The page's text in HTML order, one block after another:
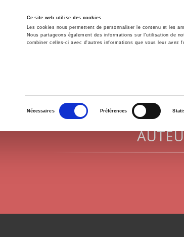
Ce site web utilise des cookies
Les cookies nous permettent de personnaliser le contenu et les
Nous partageons également des informations sur l'utilisation de
combiner celles-ci avec d'autres informations que vous leur
consentement
Nécessaires Préférences
Accueil